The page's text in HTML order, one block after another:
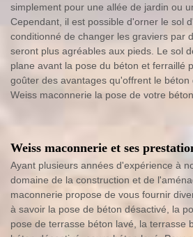
simplement pour une allée de jardin ou
Cependant, il est possible d'orner le sol
conditionné de changer les graviers par
seront plus agréables aux pieds. Le sol
plane avant la pose du béton et ferraillé
goûter des avantages qu'offrent le béton
Weiss maconnerie la pose de votre
Weiss maconnerie et ses
Ayant plusieurs années d'expérience à
domaine de la construction et de
maconnerie propose de vous fournir
à savoir la pose de béton désactivé, la
pose de terrasse béton lavé, la terrasse